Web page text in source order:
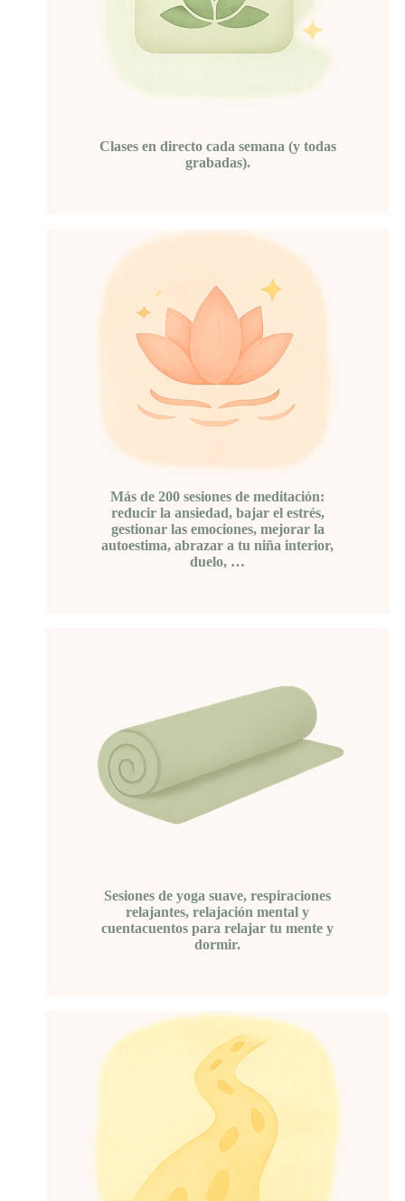
Clases en directo cada semana (y todas
grabadas).
Más de 200 sesiones de meditación:
reducir la ansiedad, bajar el estrés,
gestionar las emociones, mejorar la
autoestima, abrazar a tu niña interior,
duelo, …
Sesiones de yoga suave, respiraciones
relajantes, relajación mental y
cuentacuentos para relajar tu mente y
dormir.